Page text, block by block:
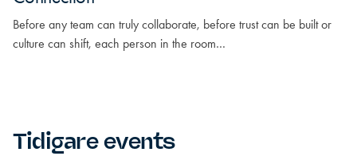
Before any team can truly collaborate, before trust can be built or
culture can shift, each person in the room…
Tidigare events